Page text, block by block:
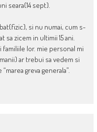
seara(14 sept).
si nu numai, cum s-
zicem in ultimii 15 ani.
lor. mie personal mi
ar trebui sa vedem si
greva generala”.